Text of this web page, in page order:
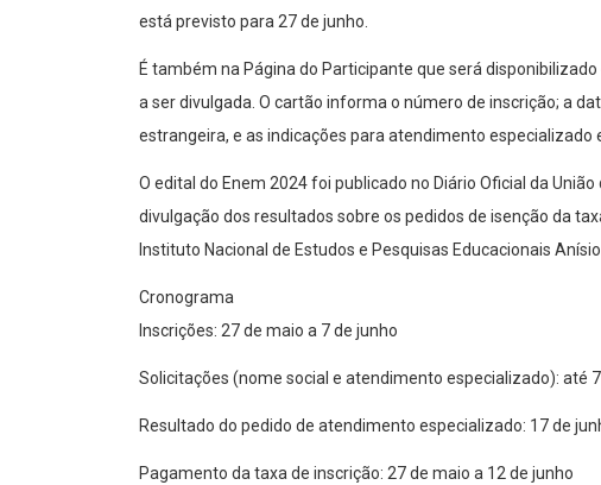
está previsto para 27 de junho.
É também na Página do Participante que será
a ser divulgada. O cartão informa o número de inscrição; a
estrangeira, e as indicações para atendimento especializado
O edital do Enem 2024 foi publicado no Diário Oficial da
divulgação dos resultados sobre os pedidos de isenção da
Instituto Nacional de Estudos e Pesquisas Educacionais
Cronograma
Inscrições: 27 de maio a 7 de junho
Solicitações (nome social e atendimento especializado): até
Resultado do pedido de atendimento especializado: 17 de
Pagamento da taxa de inscrição: 27 de maio a 12 de junho